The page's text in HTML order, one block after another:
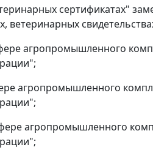
сертификатах"
ветеринарных
агропромышленного
агропромышленного
агропромышленного